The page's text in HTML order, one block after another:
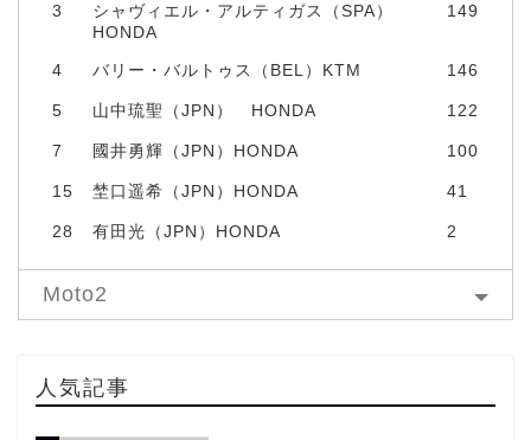
3
シャヴィエル・アルティガス（SPA）
HONDA
149
4 バリー・バルトゥス（BEL）KTM 146
5 山中琉聖（JPN） HONDA 122
7 國井勇輝（JPN）HONDA 100
15 埜口遥希（JPN）HONDA 41
28 有田光（JPN）HONDA 2
Moto2
人気記事